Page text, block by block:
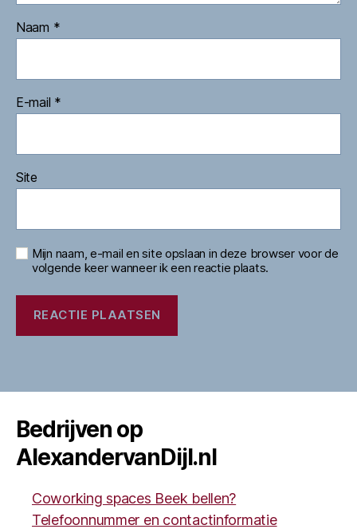
Naam *
E-mail *
Site
Mijn naam, e-mail en site opslaan in deze browser voor de
volgende keer wanneer ik een reactie plaats.
Bedrijven op
AlexandervanDijl.nl
Coworking spaces Beek bellen?
Telefoonnummer en contactinformatie